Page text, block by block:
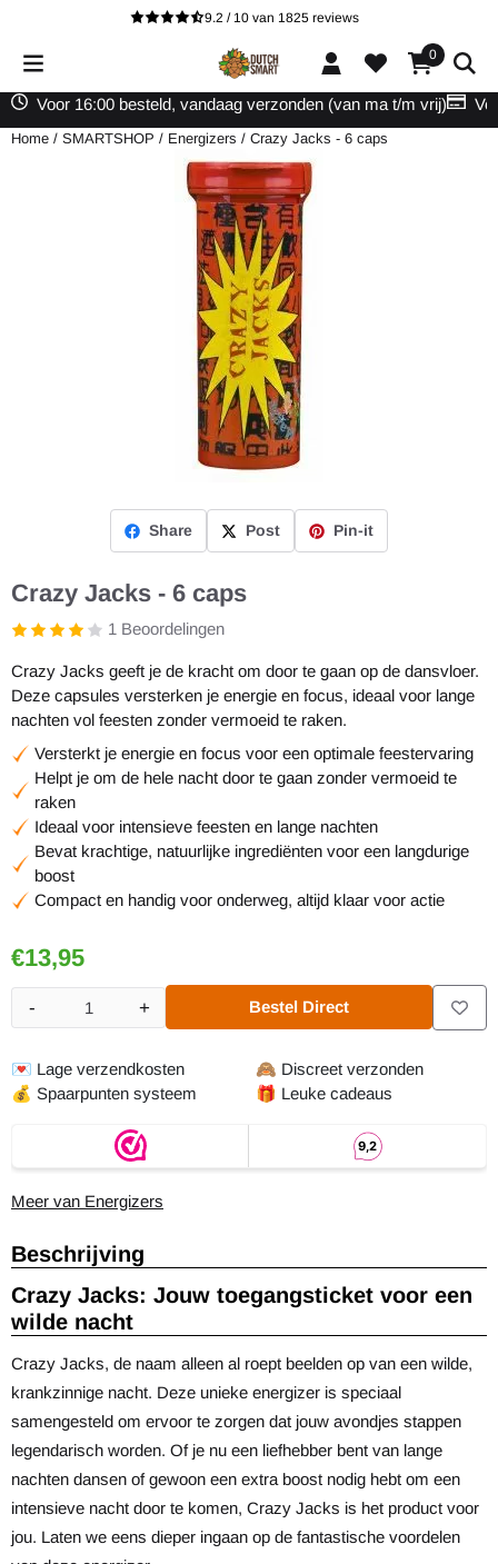
Cookievoorkeuren zijn beschikbaar. Kies instellingen of sta alle
9.2 / 10 van 1825 reviews
0
Voor 16:00 besteld, vandaag verzonden (van ma t/m vrij)
Home / SMARTSHOP / Energizers / Crazy Jacks - 6 caps
Share Post Pin-it
Crazy Jacks - 6 caps
1 Beoordelingen
Crazy Jacks geeft je de kracht om door te gaan op de dansvloer.
Deze capsules versterken je energie en focus, ideaal voor lange
nachten vol feesten zonder vermoeid te raken.
Versterkt je energie en focus voor een optimale feestervaring
Helpt je om de hele nacht door te gaan zonder vermoeid te
raken
Ideaal voor intensieve feesten en lange nachten
Bevat krachtige, natuurlijke ingrediënten voor een langdurige
boost
Compact en handig voor onderweg, altijd klaar voor actie
€13,95
+
- Bestel Direct
💌 Lage verzendkosten 🙈 Discreet verzonden
💰 Spaarpunten systeem 🎁 Leuke cadeaus
Meer van Energizers
Beschrijving
Crazy Jacks: Jouw toegangsticket voor een
wilde nacht
Crazy Jacks, de naam alleen al roept beelden op van een wilde,
krankzinnige nacht. Deze unieke energizer is speciaal
samengesteld om ervoor te zorgen dat jouw avondjes stappen
legendarisch worden. Of je nu een liefhebber bent van lange
nachten dansen of gewoon een extra boost nodig hebt om een
intensieve nacht door te komen, Crazy Jacks is het product voor
jou. Laten we eens dieper ingaan op de fantastische voordelen